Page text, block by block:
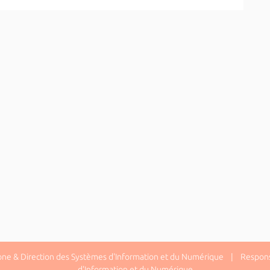
& Direction des Systèmes d'Information et du Numérique |